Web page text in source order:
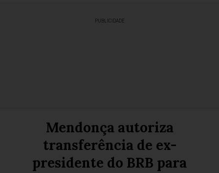
PUBLICIDADE
Mendonça autoriza
transferência de ex-
presidente do BRB para